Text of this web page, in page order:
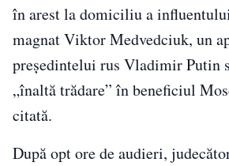
în arest la domiciliu a
magnat Viktor Medvedciuk, un
preşedintelui rus Vladimir Putin
„înaltă trădare” în beneficiul
citată.
După opt ore de audieri,